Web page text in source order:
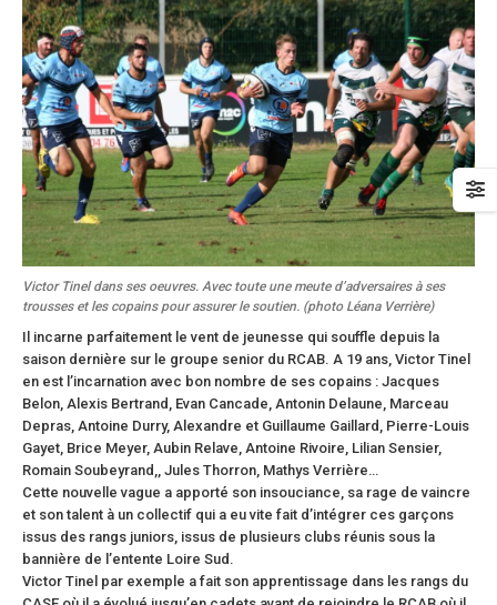
Victor Tinel dans ses oeuvres. Avec toute une meute d’adversaires à ses
trousses et les copains pour assurer le soutien. (photo Léana Verrière)
Il incarne parfaitement le vent de jeunesse qui souffle depuis la
saison dernière sur le groupe senior du RCAB. A 19 ans, Victor Tinel
en est l’incarnation avec bon nombre de ses copains : Jacques
Belon, Alexis Bertrand, Evan Cancade, Antonin Delaune, Marceau
Depras, Antoine Durry, Alexandre et Guillaume Gaillard, Pierre-Louis
Gayet, Brice Meyer, Aubin Relave, Antoine Rivoire, Lilian Sensier,
Romain Soubeyrand,, Jules Thorron, Mathys Verrière…
Cette nouvelle vague a apporté son insouciance, sa rage de vaincre
et son talent à un collectif qui a eu vite fait d’intégrer ces garçons
issus des rangs juniors, issus de plusieurs clubs réunis sous la
bannière de l’entente Loire Sud.
Victor Tinel par exemple a fait son apprentissage dans les rangs du